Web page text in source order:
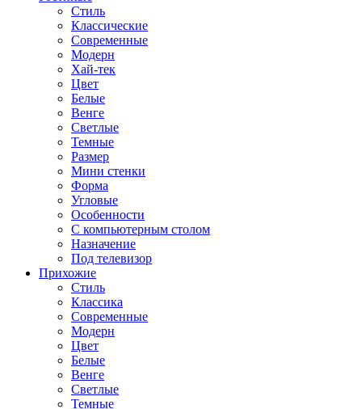
Стиль
Классические
Современные
Модерн
Хай-тек
Цвет
Белые
Венге
Светлые
Темные
Размер
Мини стенки
Форма
Угловые
Особенности
С компьютерным столом
Назначение
Под телевизор
Прихожие
Стиль
Классика
Современные
Модерн
Цвет
Белые
Венге
Светлые
Темные